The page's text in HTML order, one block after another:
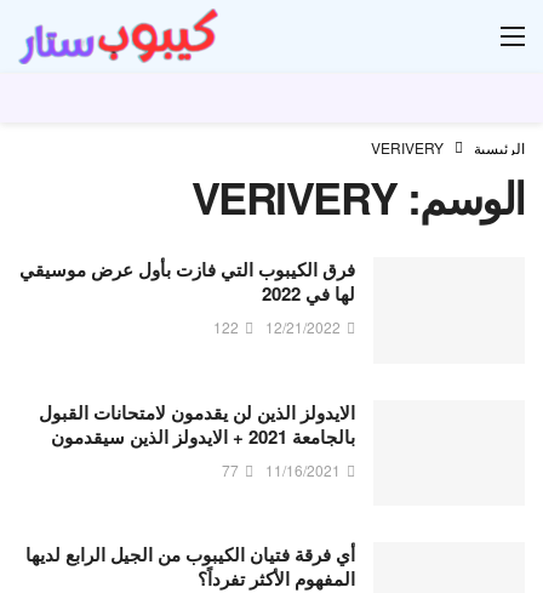
الرئيسية VERIVERY
الوسم:VERIVERY
فرق الكيبوب التي فازت بأول عرض موسيقي
لها في 2022
12/21/2022
122
الايدولز الذين لن يقدمون لامتحانات القبول
بالجامعة 2021 + الايدولز الذين سيقدمون
11/16/2021
77
أي فرقة فتيان الكيبوب من الجيل الرابع لديها
المفهوم الأكثر تفرداً؟